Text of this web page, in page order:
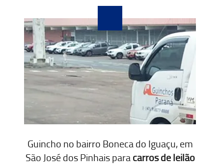
Guincho no bairro Boneca do Iguaçu, em
São José dos Pinhais paracarros de leilão